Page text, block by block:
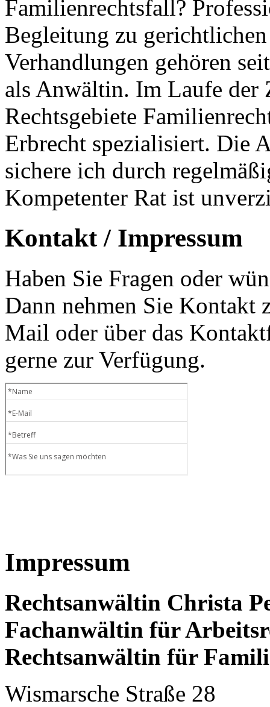
Familienrechtsfall?
Begleitung zu
Verhandlungen gehören
als Anwältin. Im Laufe der
Rechtsgebiete
Erbrecht spezialisiert. Die
sichere ich durch
Kompetenter Rat ist
Kontakt / Impressum
Haben Sie Fragen oder
Dann nehmen Sie Kontakt
Mail oder über das
gerne zur Verfügung.
Impressum
Rechtsanwältin Christa
Fachanwältin für
Rechtsanwältin für
Wismarsche Straße 28